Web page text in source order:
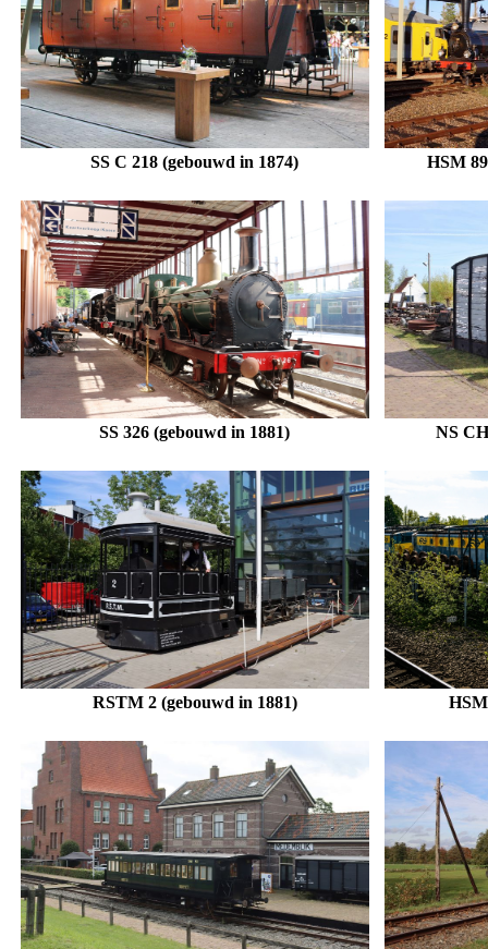
SS C 218 (gebouwd in 1874) HSM
SS 326 (gebouwd in 1881) NS
RSTM 2 (gebouwd in 1881)